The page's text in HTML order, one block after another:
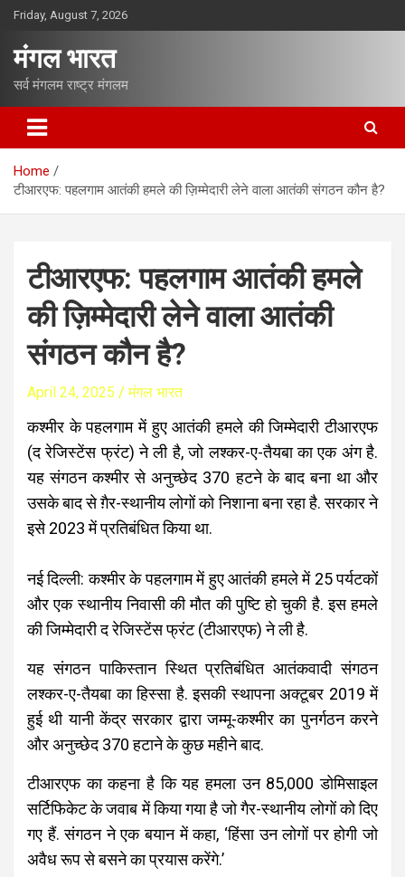
o
n
Friday, August 7, 2026
मंगल भारत
सर्व मंगलम राष्ट्र मंगलम
Home
टीआरएफ: पहलगाम आतंकी हमले की ज़िम्मेदारी लेने वाला आतंकी संगठन कौन है?
टीआरएफ: पहलगाम आतंकी हमले
की ज़िम्मेदारी लेने वाला आतंकी
संगठन कौन है?
April 24, 2025 मंगल भारत
कश्मीर के पहलगाम में हुए आतंकी हमले की जिम्मेदारी टीआरएफ
(द रेजिस्टेंस फ्रंट) ने ली है, जो लश्कर-ए-तैयबा का एक अंग है.
यह संगठन कश्मीर से अनुच्छेद 370 हटने के बाद बना था और
उसके बाद से ग़ैर-स्थानीय लोगों को निशाना बना रहा है. सरकार ने
इसे 2023 में प्रतिबंधित किया था.
नई दिल्ली: कश्मीर के पहलगाम में हुए आतंकी हमले में 25 पर्यटकों
और एक स्थानीय निवासी की मौत की पुष्टि हो चुकी है. इस हमले
की जिम्मेदारी द रेजिस्टेंस फ्रंट (टीआरएफ) ने ली है.
यह संगठन पाकिस्तान स्थित प्रतिबंधित आतंकवादी संगठन
लश्कर-ए-तैयबा का हिस्सा है. इसकी स्थापना अक्टूबर 2019 में
हुई थी यानी केंद्र सरकार द्वारा जम्मू-कश्मीर का पुनर्गठन करने
और अनुच्छेद 370 हटाने के कुछ महीने बाद.
टीआरएफ का कहना है कि यह हमला उन 85,000 डोमिसाइल
सर्टिफिकेट के जवाब में किया गया है जो गैर-स्थानीय लोगों को दिए
गए हैं. संगठन ने एक बयान में कहा, ‘हिंसा उन लोगों पर होगी जो
अवैध रूप से बसने का प्रयास करेंगे.’